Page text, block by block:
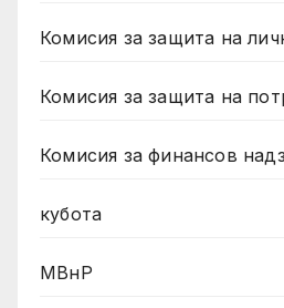
Комисия за защита на
Комисия за защита на
Комисия за финансов
кубота
МВнР